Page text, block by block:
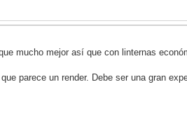
mucho mejor así que con linternas
parece un render. Debe ser una gran